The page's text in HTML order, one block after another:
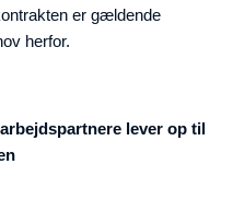
er gældende
herfor.
lever op til